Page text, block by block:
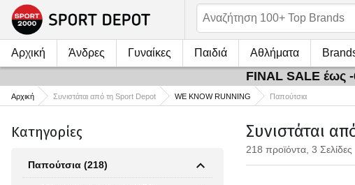
Αρχική Άνδρες Γυναίκες Παιδιά Αθλήματα
FINAL SALE έως
Αρχική Συνιστάται από τη Sport Depot WE KNOW RUNNING Παπούτσια
Κατηγορίες
Παπούτσια (218)
Συνιστάται
218 προϊόντα, 3 Σελίδες